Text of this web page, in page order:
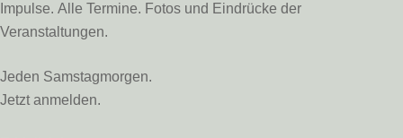
Impulse. Alle Termine. Fotos und Eindrücke der
Veranstaltungen.
Jeden Samstagmorgen.
Jetzt anmelden.